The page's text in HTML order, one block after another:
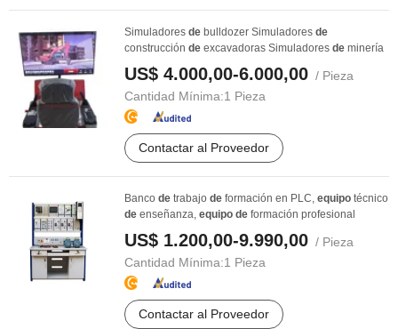
Simuladores de bulldozer Simuladores de
construcción de excavadoras Simuladores de minería
US$ 4.000,00-6.000,00 / Pieza
Cantidad Mínima:1 Pieza
Contactar al Proveedor
Banco de trabajo de formación en PLC, equipo técnico
de enseñanza, equipo de formación profesional
US$ 1.200,00-9.990,00 / Pieza
Cantidad Mínima:1 Pieza
Contactar al Proveedor